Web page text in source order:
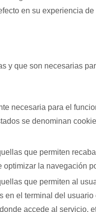
en su experiencia
y que son necesarias
necesaria para el
se denominan
que permiten
optimizar la navegación
que permiten al
en el terminal del
accede al servicio,